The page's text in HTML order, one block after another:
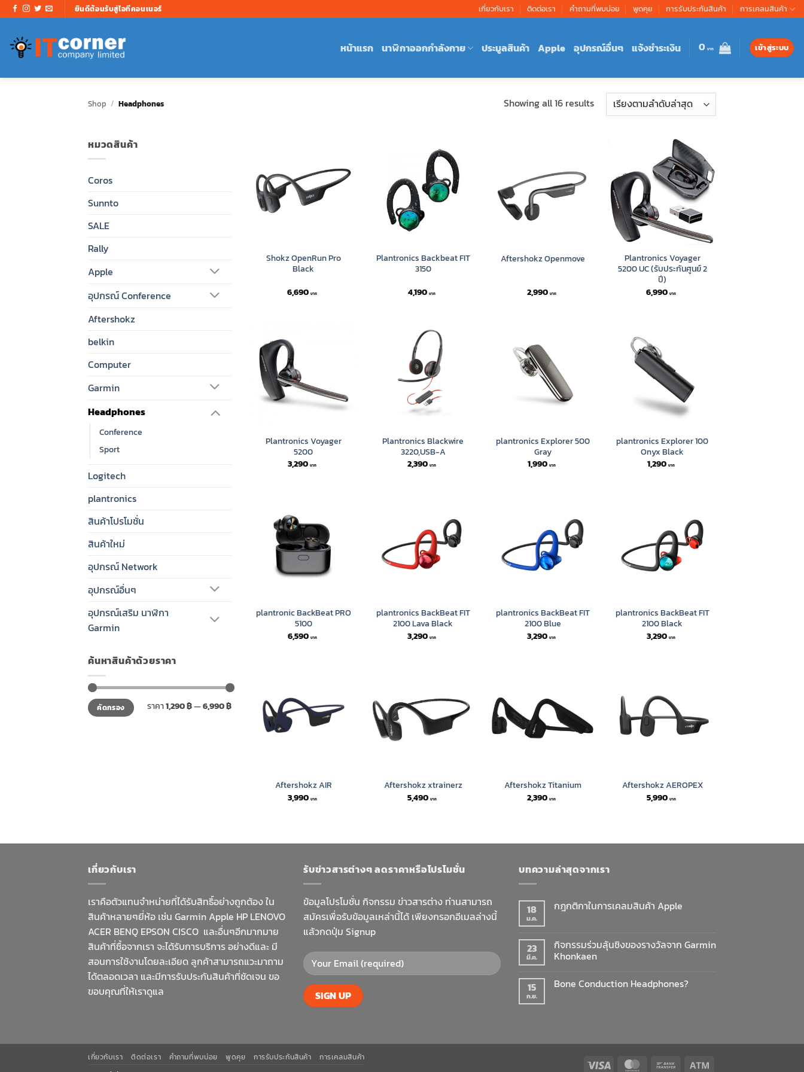
ข้าม
ไป
เนื้อหา
ยินดีต้อนรับสู่ไอทีคอนเนอร์ เกี่ยวกับเรา ติดต่อเรา คำถามที่พบบ่อย พูดคุย การรับประกันสินค้า การเคลมสินค้า
หน้าแรก นาฬิกาออกกำลังกาย ประมูลสินค้า Apple อุปกรณ์อื่นๆ แจ้งชำระเงิน 0 เข้าสู่ระบบ
Shop / Headphones Showing all 16 resultsSorted
หมวดสินค้า
Coros
Sunnto
SALE
Rally
Apple
อุปกรณ์ Conference
Aftershokz
belkin
Computer
Garmin
Headphones
Conference
Sport
Logitech
plantronics
สินค้าโปรโมชั่น
สินค้าใหม่
อุปกรณ์ Network
อุปกรณ์อื่นๆ
อุปกรณ์เสริม นาฬิกา
Garmin
ค้นหาสินค้าด้วยราคา
ราคา
ต่ำ
สุด
ราคา
สูงสุดคัดกรอง ราคา1,290 ฿—6,990 ฿
Shokz OpenRun Pro
Black
6,690
Plantronics Backbeat FIT
3150
4,190
Aftershokz Openmove
2,990
Plantronics Voyager
5200 UC (รับประกันศูนย์ 2
ปี)
6,990
Plantronics Voyager
5200
3,290
Plantronics Blackwire
3220,USB-A
2,390
plantronics Explorer 500
Gray
1,990
plantronics Explorer 100
Onyx Black
1,290
plantronic BackBeat PRO
5100
6,590
plantronics BackBeat FIT
2100 Lava Black
3,290
plantronics BackBeat FIT
2100 Blue
3,290
plantronics BackBeat FIT
2100 Black
3,290
Aftershokz AIR
3,990
Aftershokz xtrainerz
5,490
Aftershokz Titanium
2,390
Aftershokz AEROPEX
5,990
เกี่ยวกับเรา
เราคือตัวแทนจำหน่ายที่ได้รับสิทธิ์อย่างถูกต้อง ใน
สินค้าหลายๆยี่ห้อ เช่น Garmin Apple HP LENOVO
ACER BENQ EPSON CISCO และอื่นๆอีกมากมาย
สินค้าที่ซื้อจากเรา จะได้รับการบริการ อย่างดีและ มี
สอนการใช้งานโดยละเอียด ลูกค้าสามารถแวะมาถาม
ได้ตลอดเวลา และมีการรับประกันสินค้าที่ชัดเจน ขอ
ขอบคุณที่ให้เราดูแล
รับข่าวสารต่างๆ ลดราคาหรือโปรโมชั่น
ข้อมูลโปรโมชั่น กิจกรรม ข่าวสารต่าง ท่านสามารถ
สมัครเพื่อรับข้อมูลเหล่านี้ได้ เพียงกรอกอีเมลล่างนี้
แล้วกดปุ่ม Signup
บทความล่าสุดจากเรา
18
ม.ค.
กฎกติกาในการเคลมสินค้า Apple
บน
กฎ
กติกา
เคลม
สินค้า
23
มี.ค.
กิจกรรมร่วมลุ้นชิงของรางวัลจาก Garmin
Khonkaen
เห็น
จาก
15
ก.ย.
Bone Conduction Headphones?
Headphones?
Visa MasterCard Bank
เกี่ยวกับเรา ติดต่อเรา คำถามที่พบบ่อย พูดคุย การรับประกันสินค้า การเคลมสินค้า